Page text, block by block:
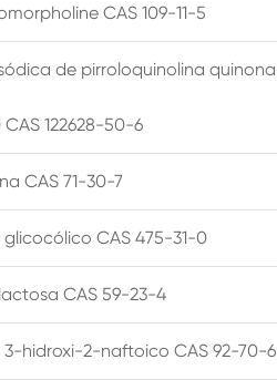
CAS 109-11-5
de pirroloquinolina quinona
CAS 122628-50-6
CAS 71-30-7
CAS 475-31-0
CAS 59-23-4
3-hidroxi-2-naftoico CAS 92-70-6